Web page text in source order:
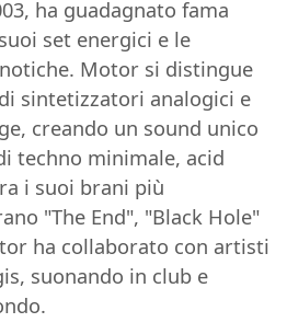
ha guadagnato fama
set energici e le
Motor si distingue
sintetizzatori analogici e
creando un sound unico
techno minimale, acid
i suoi brani più
"The End", "Black Hole"
ha collaborato con artisti
suonando in club e